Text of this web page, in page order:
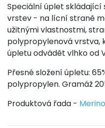
Speciální úplet skládající
vrstev - na lícní straně
užitnými vlastnostmi,
polypropylenová vrstva,
úpletu odvádět vlhko od
Přesné složení úpletu:
polypropylen. Gramáž
Produktová řada -